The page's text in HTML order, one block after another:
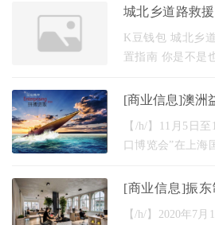
任贤齐和九孔携
城北乡道路救
南
K豆钱包 城北乡
置指南 你是不是
援站"却跳出七八
[商业信息]澳洲
【/h/】11月5日
口博览会”在上海
参加了商展。澳
[商业信息]振东
界的“顶流”盛宴
【/h/】2020年7